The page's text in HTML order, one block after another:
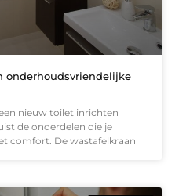
onderhoudsvriendelijke
nieuw toilet inrichten
de onderdelen die je
comfort. De wastafelkraan